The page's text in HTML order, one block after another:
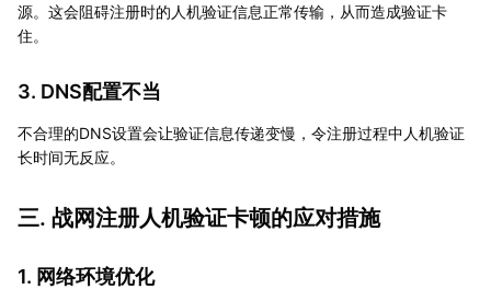
源。这会阻碍注册时的人机验证信息正常传输，从而造成验证卡
住。
3. DNS配置不当
不合理的DNS设置会让验证信息传递变慢，令注册过程中人机验证
长时间无反应。
三. 战网注册人机验证卡顿的应对措施
1. 网络环境优化